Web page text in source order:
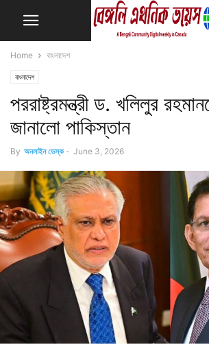
Home বাংলাদেশ
বাংলাদেশ
পররাষ্ট্রমন্ত্রী ড. খলিলুর
জানালো পাকিস্তান
By অনলাইন ডেস্ক - June 3, 2026